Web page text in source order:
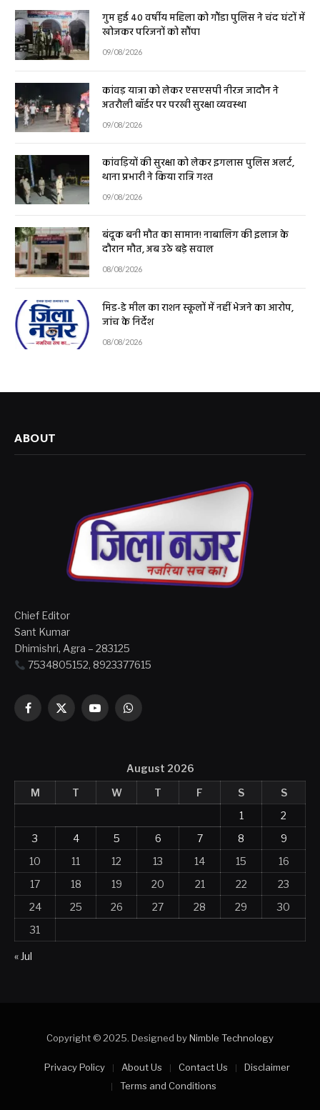
गुम हुई 40 वर्षीय महिला को गौंडा पुलिस ने चंद घंटों में
खोजकर परिजनों को सौंपा
09/08/2026
कांवड़ यात्रा को लेकर एसएसपी नीरज जादौन ने
अतरौली बॉर्डर पर परखी सुरक्षा व्यवस्था
09/08/2026
कांवड़ियों की सुरक्षा को लेकर इगलास पुलिस अलर्ट,
थाना प्रभारी ने किया रात्रि गश्त
09/08/2026
बंदूक बनी मौत का सामान! नाबालिग की इलाज के
दौरान मौत, अब उठे बड़े सवाल
08/08/2026
मिड-डे मील का राशन स्कूलों में नहीं भेजने का आरोप,
जांच के निर्देश
08/08/2026
ABOUT
Chief Editor
Sant Kumar
Dhimishri, Agra – 283125
7534805152, 8923377615
Facebook
X
(Twitter)
YouTubeWhatsApp
August 2026
M
T W T F S
S
1
2
3
4 5 6 7 8
9
10
11 12 13 14 15
16
17
18 19 20 21 22
23
24
25 26 27 28 29
30
31
« Jul
Copyright © 2025. Designed byNimble Technology
Privacy Policy About Us Contact Us
Disclaimer
Terms and Conditions